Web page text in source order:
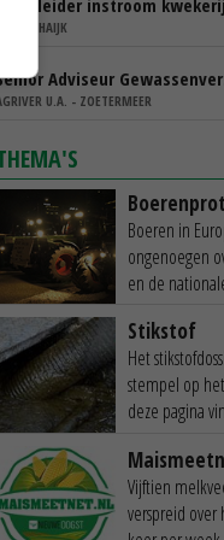
Teamleider instroom kwekerij
IBN - SCHAIJK
Adviseur
U.A. - ZOETERMEER
Boeren in
ongenoegen
en de
Stikstof
Het
stempel op
deze pagina
Vijftien
verspreid